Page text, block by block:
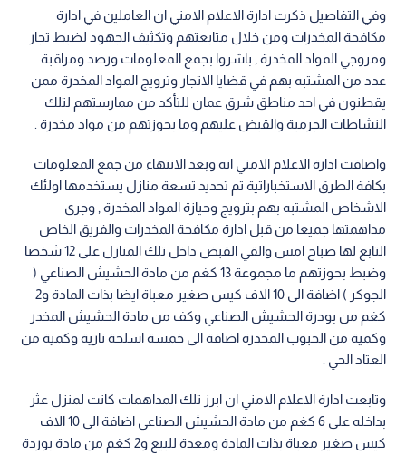
وفي التفاصيل ذكرت ادارة الاعلام الامني ان العاملين في ادارة
مكافحة المخدرات ومن خلال متابعتهم وتكثيف الجهود لضبط تجار
ومروجي المواد المخدرة , باشروا بجمع المعلومات ورصد ومراقبة
عدد من المشتبه بهم في قضايا الاتجار وترويج المواد المخدرة ممن
يقطنون في احد مناطق شرق عمان للتأكد من ممارستهم لتلك
النشاطات الجرمية والقبض عليهم وما بحوزتهم من مواد مخدرة .
واضافت ادارة الاعلام الامني انه وبعد الانتهاء من جمع المعلومات
بكافة الطرق الاستخباراتية تم تحديد تسعة منازل يستخدمها اولئك
الاشخاص المشتبه بهم بترويج وحيازة المواد المخدرة , وجرى
مداهمتها جميعا من قبل ادارة مكافحة المخدرات والفريق الخاص
التابع لها صباح امس والقي القبض داخل تلك المنازل على 12 شخصا
وضبط بحوزتهم ما مجموعة 13 كغم من مادة الحشيش الصناعي (
الجوكر ) اضافة الى 10 الاف كيس صغير معباة ايضا بذات المادة و2
كغم من بودرة الحشيش الصناعي وكف من مادة الحشيش المخدر
وكمية من الحبوب المخدرة اضافة الى خمسة اسلحة نارية وكمية من
العتاد الحي .
وتابعت ادارة الاعلام الامني ان ابرز تلك المداهمات كانت لمنزل عثر
بداخله على 6 كغم من مادة الحشيش الصناعي اضافة الى 10 الاف
كيس صغير معباة بذات المادة ومعدة للبيع و2 كغم من مادة بوردة